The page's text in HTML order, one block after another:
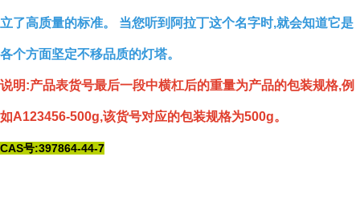
立了高质量的标准。 当您听到阿拉丁这个名字时,就会知道它是
各个方面坚定不移品质的灯塔。
说明:产品表货号最后一段中横杠后的重量为产品的包装规格,例
如A123456-500g,该货号对应的包装规格为500g。
CAS号:397864-44-7